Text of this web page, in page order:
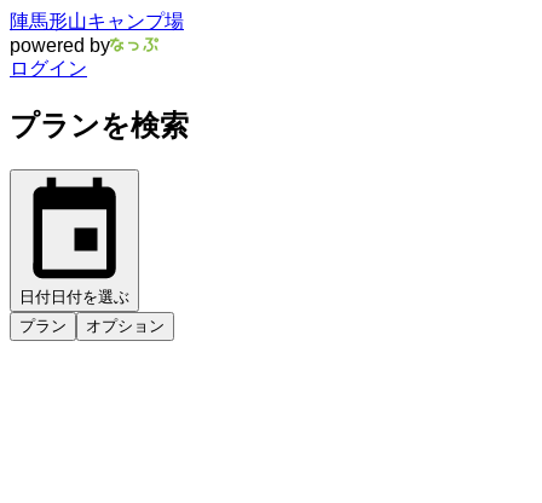
陣馬形山キャンプ場
powered by
ログイン
プランを検索
日付 日付を選ぶ
プラン
オプション